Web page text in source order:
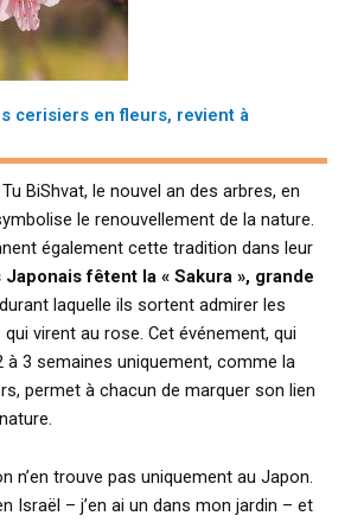
cerisiers en fleurs, revient à
BiShvat, le nouvel an des arbres, en
le renouvellement de la nature.
également cette tradition dans leur
Japonais fêtent la « Sakura », grande
durant laquelle ils sortent admirer les
virent au rose. Cet événement, qui
à 3 semaines uniquement, comme la
permet à chacun de marquer son lien
n’en trouve pas uniquement au Japon.
Israël – j’en ai un dans mon jardin – et